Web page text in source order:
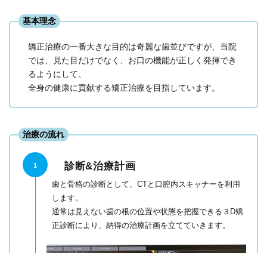
基本理念
矯正治療の一番大きな目的は奇麗な歯並びですが、当院
では、見た目だけでなく、お口の機能が正しく発揮でき
るようにして、
全身の健康に貢献する矯正治療を目指しています。
治療の流れ
1 診断&治療計画
歯と骨格の診断として、CTと口腔内スキャナーを利用
します。
通常は見えない歯の根の位置や状態を把握できる３D矯
正診断により、納得の治療計画を立てていきます。